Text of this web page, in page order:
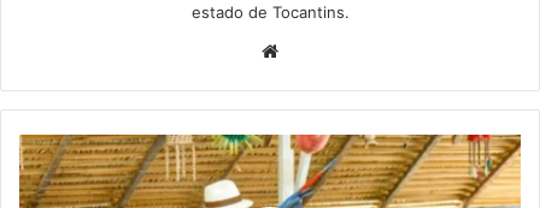
estado de Tocantins.
b
s
t